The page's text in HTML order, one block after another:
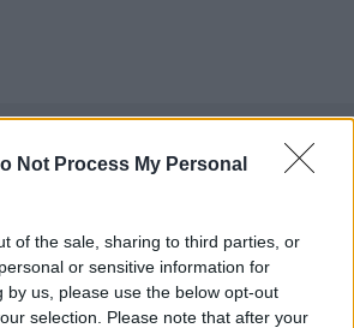
Not Process My Personal
of the sale, sharing to third parties, or
or sensitive information for
by us, please use the below opt-out
selection. Please note that after your
Ταιριάζουν
που αγαπήθηκαν περισσότερο!
επιλογές που ξεχωρίζουν για
και την εξαιρετική τους ποιότητα.